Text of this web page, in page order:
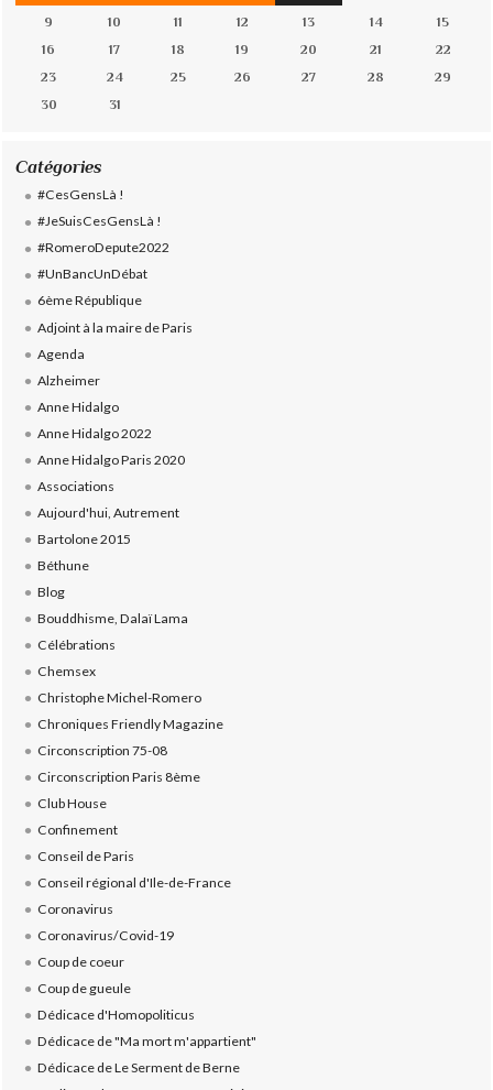
9
10 11 12 13 14
15
16
17 18 19 20 21
22
23
24 25 26 27 28
29
30
31
Catégories
#CesGensLà !
#JeSuisCesGensLà !
#RomeroDepute2022
#UnBancUnDébat
6ème République
Adjoint à la maire de Paris
Agenda
Alzheimer
Anne Hidalgo
Anne Hidalgo 2022
Anne Hidalgo Paris 2020
Associations
Aujourd'hui, Autrement
Bartolone 2015
Béthune
Blog
Bouddhisme, Dalaï Lama
Célébrations
Chemsex
Christophe Michel-Romero
Chroniques Friendly Magazine
Circonscription 75-08
Circonscription Paris 8ème
Club House
Confinement
Conseil de Paris
Conseil régional d'Ile-de-France
Coronavirus
Coronavirus/Covid-19
Coup de coeur
Coup de gueule
Dédicace d'Homopoliticus
Dédicace de "Ma mort m'appartient"
Dédicace de Le Serment de Berne